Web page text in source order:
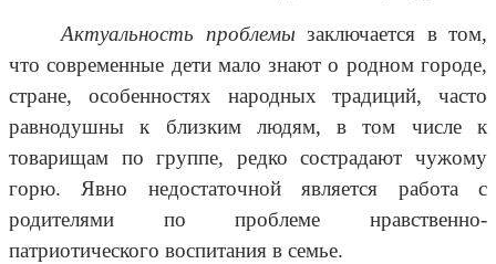
Актуальность проблемы заключается в том,
что современные дети мало знают о родном городе,
стране, особенностях народных традиций, часто
равнодушны к близким людям, в том числе к
товарищам по группе, редко сострадают чужому
горю. Явно недостаточной является работа с
родителями по проблеме нравственно-
патриотического воспитания в семье.